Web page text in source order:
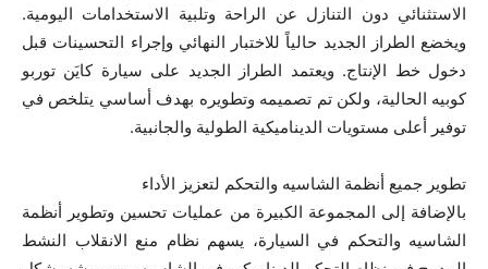
الاستثنائي دون التنازل عن الراحة وتلبية الاستخدامات اليومية.
ويخضع الطراز الجديد حالياً للاختبار النهائي وإجراء التحسينات قبل
دخول خط الإنتاج. ويعتمد الطراز الجديد على سيارة كايَن توربو
كوبيه الحالية، ولكن تم تصميمه وتطويره بهدف أساسي يتلخص في
توفير أعلى مستويات الديناميكية الطولية والجانبية.
تطوير جميع أنظمة الشاسيه والتحكم لتعزيز الأداء
بالإضافة إلى المجموعة الكبيرة من عمليات تحسين وتطوير أنظمة
الشاسيه والتحكم في السيارة، يسهم نظام منع الانقلاب النشط